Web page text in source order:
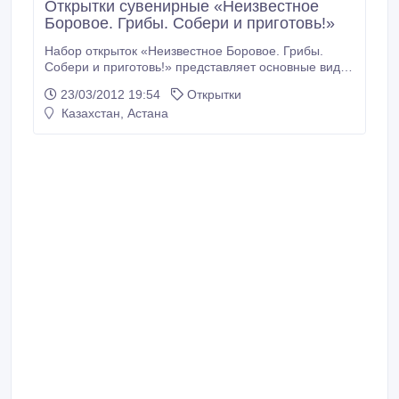
Открытки сувенирные «Неизвестное
Боровое. Грибы. Собери и приготовь!»
Набор открыток «Неизвестное Боровое. Грибы.
Собери и приготовь!» представляет основные виды
произрастающих в Боровских лесах. На обороте
дано краткое описание грибов, а главное –
23/03/2012 19:54
Открытки
Казахстан, Астана